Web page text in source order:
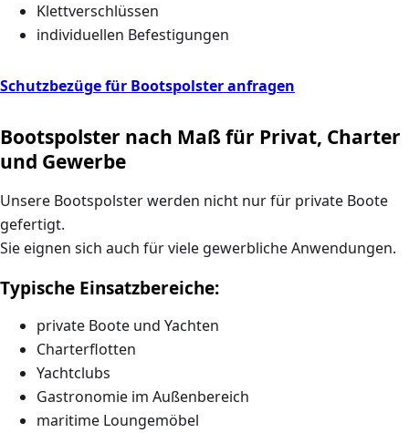
Klettverschlüssen
individuellen Befestigungen
Schutzbezüge für Bootspolster anfragen
Bootspolster nach Maß für Privat, Charter
und Gewerbe
Unsere Bootspolster werden nicht nur für private Boote
gefertigt.
Sie eignen sich auch für viele gewerbliche Anwendungen.
Typische Einsatzbereiche:
private Boote und Yachten
Charterflotten
Yachtclubs
Gastronomie im Außenbereich
maritime Loungemöbel